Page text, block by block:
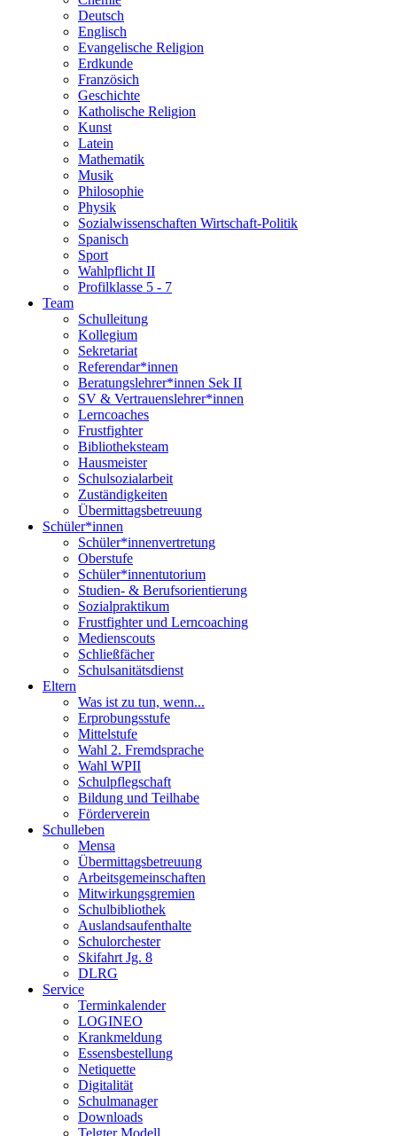
Deutsch
Englisch
Evangelische Religion
Erdkunde
Französich
Geschichte
Katholische Religion
Kunst
Latein
Mathematik
Musik
Philosophie
Physik
Sozialwissenschaften Wirtschaft-Politik
Spanisch
Sport
Wahlpflicht II
Profilklasse 5 - 7
Team
Schulleitung
Kollegium
Sekretariat
Referendar*innen
Beratungslehrer*innen Sek II
SV & Vertrauenslehrer*innen
Lerncoaches
Frustfighter
Bibliotheksteam
Hausmeister
Schulsozialarbeit
Zuständigkeiten
Übermittagsbetreuung
Schüler*innen
Schüler*innenvertretung
Oberstufe
Schüler*innentutorium
Studien- & Berufsorientierung
Sozialpraktikum
Frustfighter und Lerncoaching
Medienscouts
Schließfächer
Schulsanitätsdienst
Eltern
Was ist zu tun, wenn...
Erprobungsstufe
Mittelstufe
Wahl 2. Fremdsprache
Wahl WPII
Schulpflegschaft
Bildung und Teilhabe
Förderverein
Schulleben
Mensa
Übermittagsbetreuung
Arbeitsgemeinschaften
Mitwirkungsgremien
Schulbibliothek
Auslandsaufenthalte
Schulorchester
Skifahrt Jg. 8
DLRG
Service
Terminkalender
LOGINEO
Krankmeldung
Essensbestellung
Netiquette
Digitalität
Schulmanager
Downloads
Telgter Modell